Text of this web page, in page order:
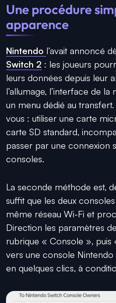
Une procédure
apparence
Nintendo l’avait annoncé
Switch 2 : les joueurs
leurs données depuis leur
l’allumage, l’interface de la
un menu dédié au
vous : utiliser une carte
carte SD standard,
passer par une connexion
consoles.
La seconde méthode est,
suffit que les deux
même réseau Wi-Fi et
Direction les paramètres
rubrique « Console », puis
vers une console Nintendo
en quelques clics, à